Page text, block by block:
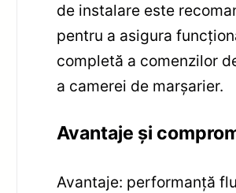
de instalare este
pentru a asigura
completă a comenzilor
a camerei de marșarier.
Avantaje și
Avantaje: performanță